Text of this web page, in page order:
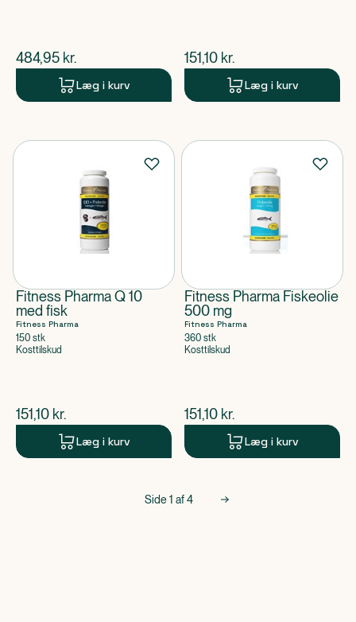
$nuværende pris
484,95 kr.
Læg i kurv
$nuværende pris
151,10 kr.
Læg i kurv
Fitness Pharma Q 10
med fisk
Fitness Pharma
150 stk
Kosttilskud
$nuværende pris
151,10 kr.
Læg i kurv
Fitness Pharma Fiskeolie
500 mg
Fitness Pharma
360 stk
Kosttilskud
$nuværende pris
151,10 kr.
Læg i kurv
Side1 af4